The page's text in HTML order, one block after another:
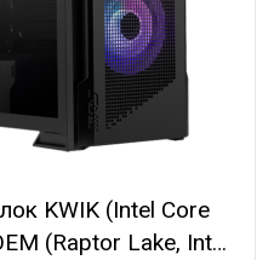
KWIK (Intel Core
(Raptor Lake, Intel